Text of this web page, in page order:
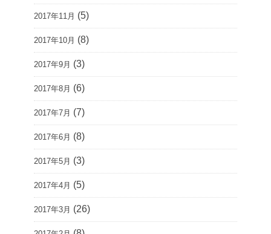
2017年11月 (5)
2017年10月 (8)
2017年9月 (3)
2017年8月 (6)
2017年7月 (7)
2017年6月 (8)
2017年5月 (3)
2017年4月 (5)
2017年3月 (26)